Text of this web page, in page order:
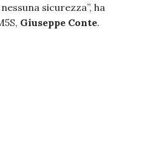
sicurezza”, ha
Giuseppe Conte.